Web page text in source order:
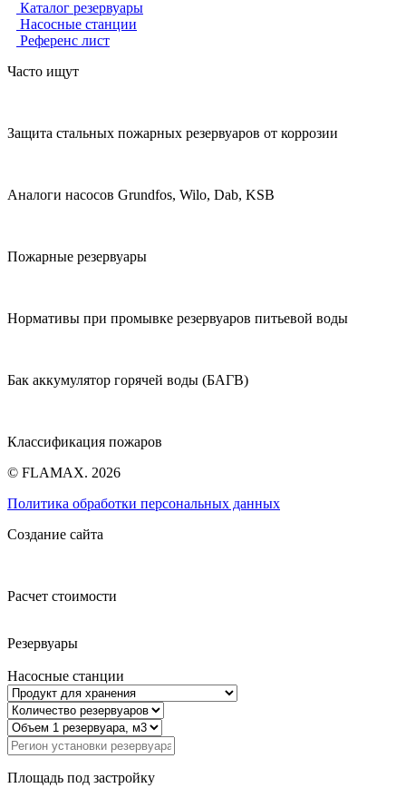
Каталог резервуары
Насосные станции
Референс лист
Часто ищут
Защита стальных пожарных резервуаров от коррозии
Аналоги насосов Grundfos, Wilo, Dab, KSB
Пожарные резервуары
Нормативы при промывке резервуаров питьевой воды
Бак аккумулятор горячей воды (БАГВ)
Классификация пожаров
© FLAMAX. 2026
Политика обработки персональных данных
Создание сайта
Расчет стоимости
Резервуары
Насосные станции
Площадь под застройку